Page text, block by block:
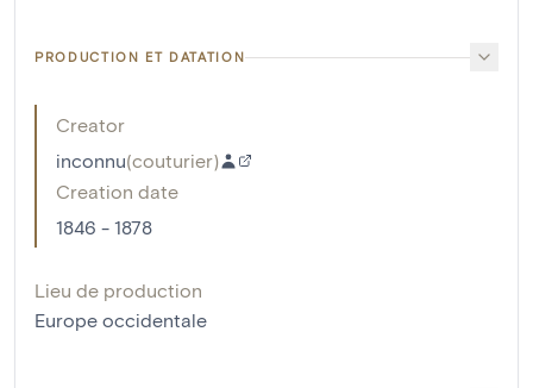
PRODUCTION ET DATATION
Creator
inconnu(couturier)
Creation date
1846 - 1878
Lieu de production
Europe occidentale